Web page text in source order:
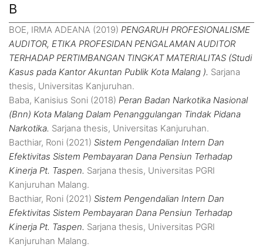
B
BOE, IRMA ADEANA (2019) PENGARUH PROFESIONALISME
AUDITOR, ETIKA PROFESIDAN PENGALAMAN AUDITOR
TERHADAP PERTIMBANGAN TINGKAT MATERIALITAS (Studi
Kasus pada Kantor Akuntan Publik Kota Malang ). Sarjana
thesis, Universitas Kanjuruhan.
Baba, Kanisius Soni (2018) Peran Badan Narkotika Nasional
(Bnn) Kota Malang Dalam Penanggulangan Tindak Pidana
Narkotika. Sarjana thesis, Universitas Kanjuruhan.
Bacthiar, Roni (2021) Sistem Pengendalian Intern Dan
Efektivitas Sistem Pembayaran Dana Pensiun Terhadap
Kinerja Pt. Taspen. Sarjana thesis, Universitas PGRI
Kanjuruhan Malang.
Bacthiar, Roni (2021) Sistem Pengendalian Intern Dan
Efektivitas Sistem Pembayaran Dana Pensiun Terhadap
Kinerja Pt. Taspen. Sarjana thesis, Universitas PGRI
Kanjuruhan Malang.